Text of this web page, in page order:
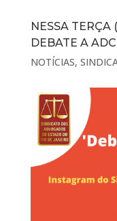
NESSA TERÇA
DEBATE A
NOTÍCIAS,